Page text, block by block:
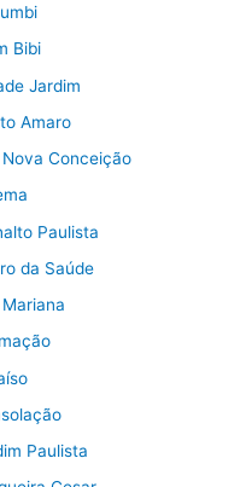
Bibi
Jardim
Amaro
Conceição
Paulista
da Saúde
Paulista